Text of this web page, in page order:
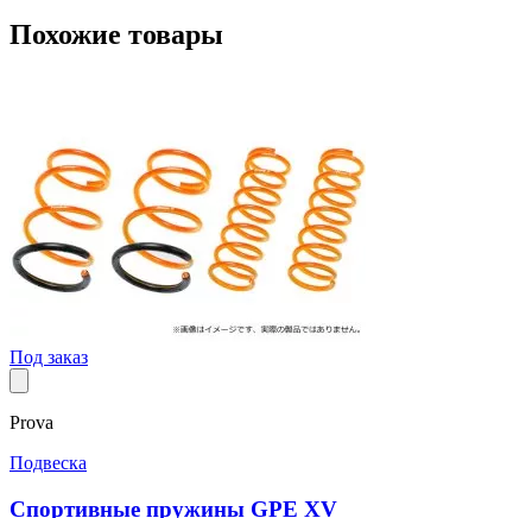
Похожие товары
Под заказ
Prova
Подвеска
Спортивные пружины GPE XV